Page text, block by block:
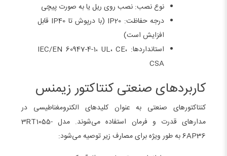
نوع نصب: نصب روی ریل یا به صورت پیچی
درجه حفاظت: IP20 (با درپوش تا IP40 قابل
افزایش است)
استانداردها: IEC/EN 60947-4-1، UL، CE،
CSA
کاربردهای صنعتی کنتاکتور زیمنس
کنتاکتورهای صنعتی به عنوان کلیدهای الکترومغناطیسی در
مدارهای قدرت و فرمان استفاده می‌شوند. مدل 3RT1055-
6AP36 به طور ویژه برای مصارف زیر توصیه می‌شود: